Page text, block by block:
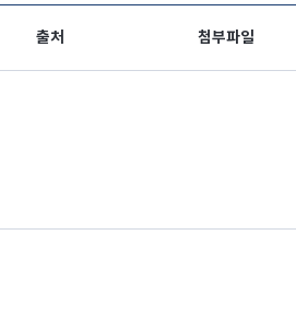
출처 첨부파일